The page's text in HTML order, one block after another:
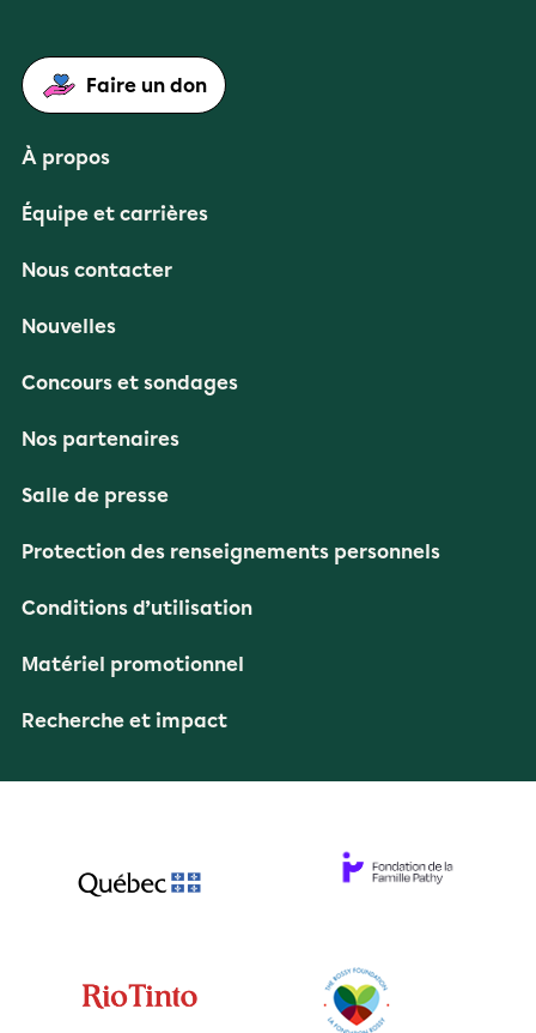
Faire un don
À propos
Équipe et carrières
Nous contacter
Nouvelles
Concours et sondages
Nos partenaires
Salle de presse
Protection des renseignements personnels
Conditions d’utilisation
Matériel promotionnel
Recherche et impact